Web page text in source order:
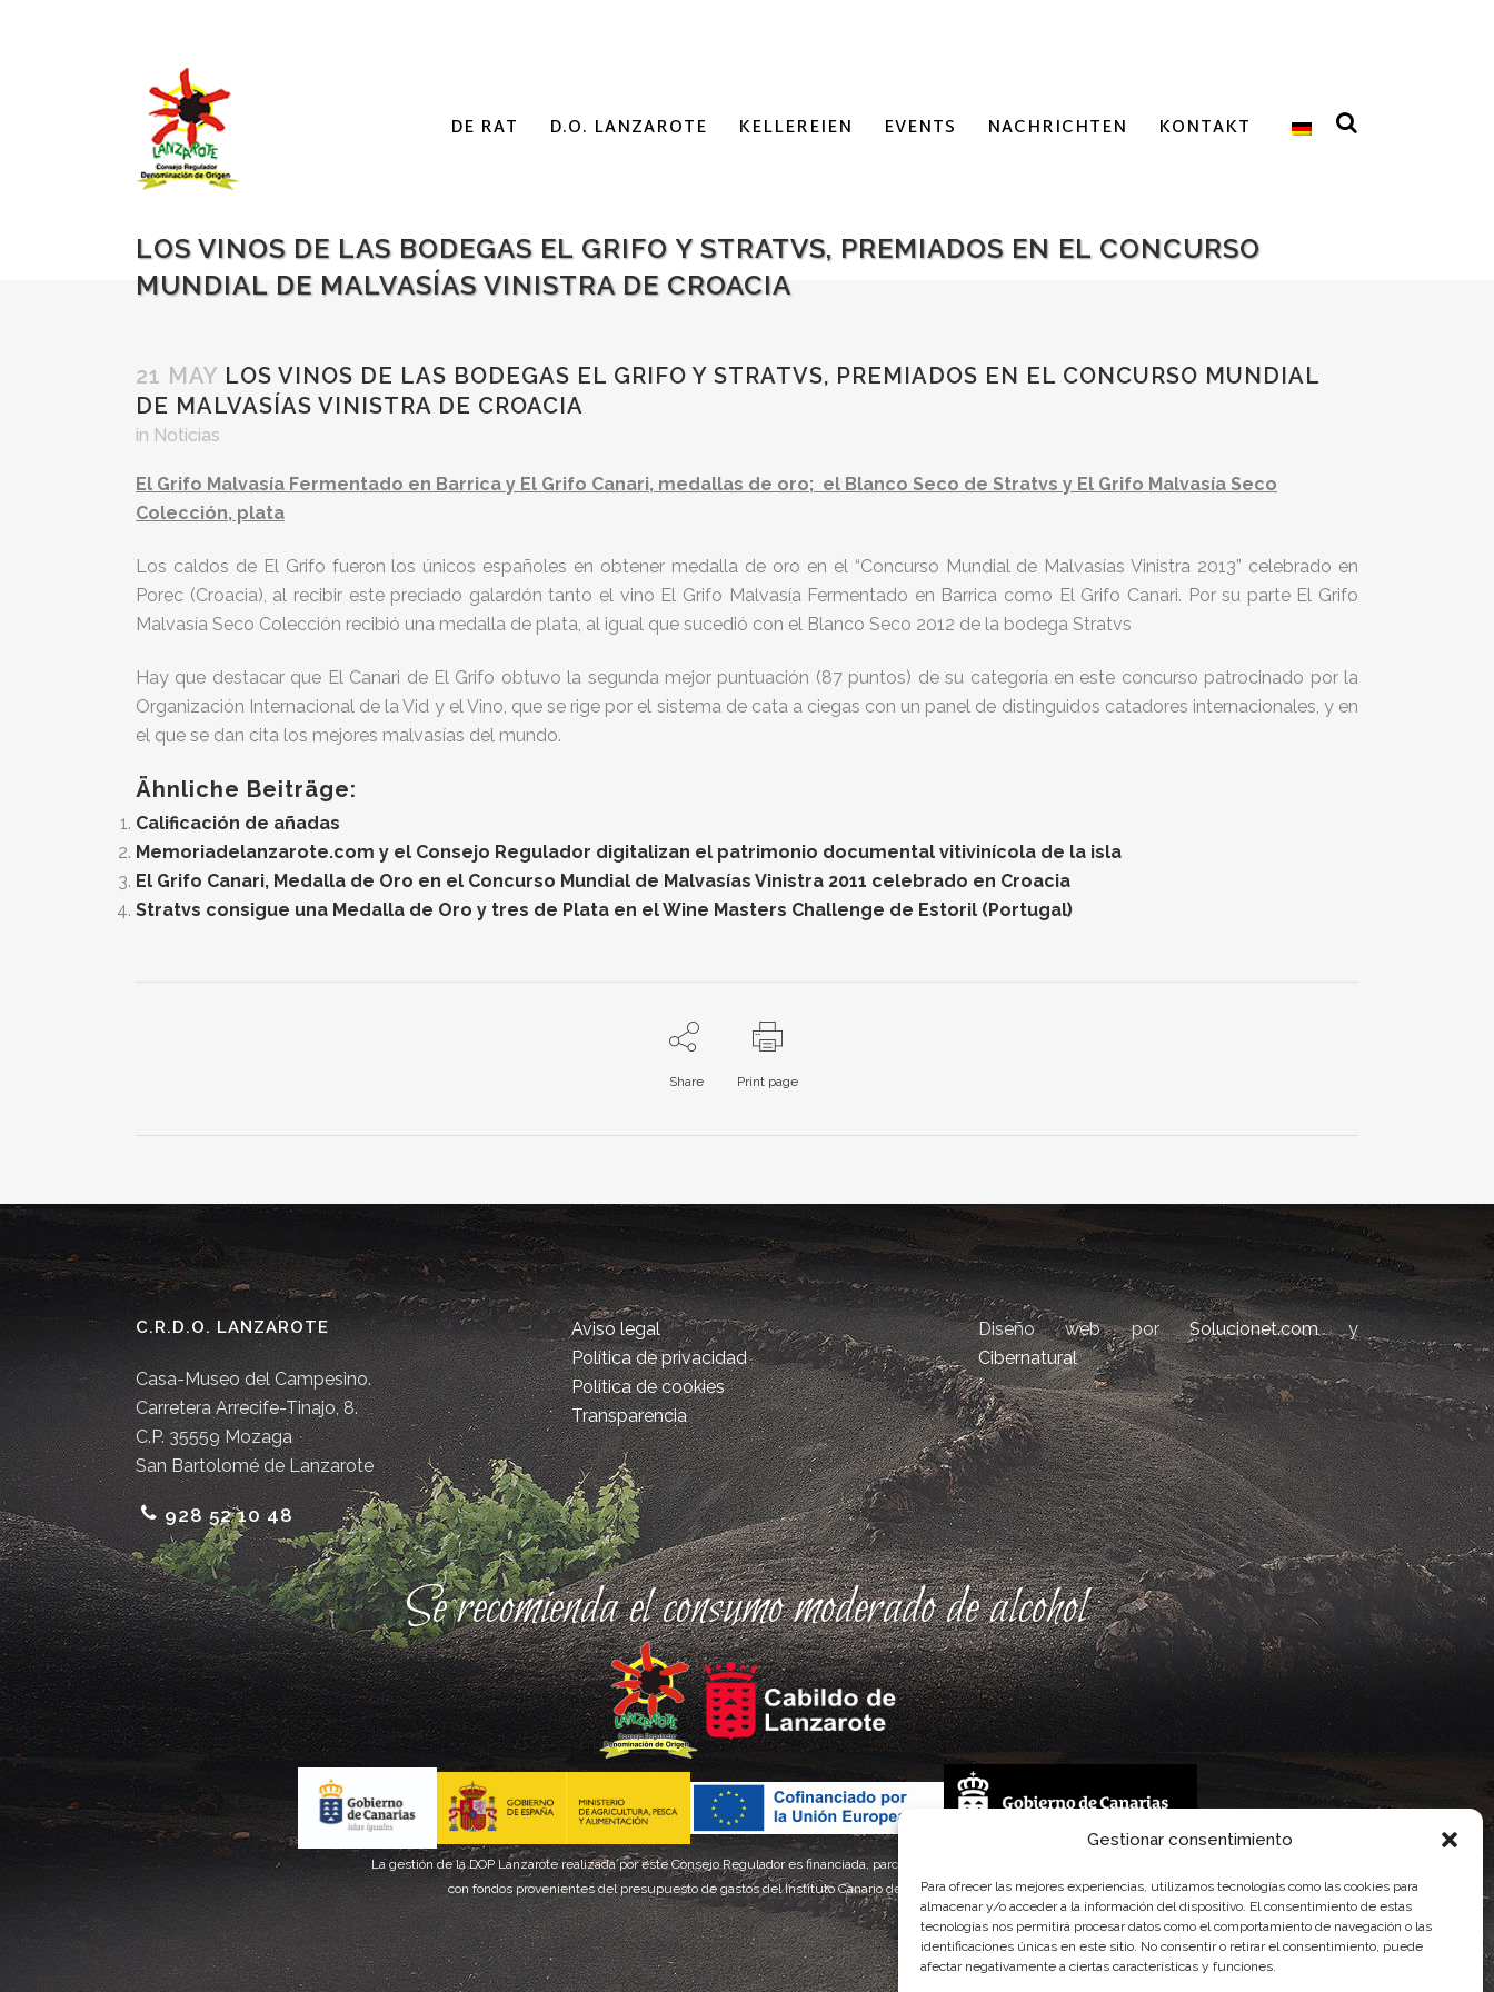
Gestionar consentimiento
Para ofrecer las mejores experiencias, utilizamos tecnologías como las cookies para
almacenar y/o acceder a la información del dispositivo. El consentimiento de estas
tecnologías nos permitirá procesar datos como el comportamiento de navegación o las
identificaciones únicas en este sitio. No consentir o retirar el consentimiento, puede
afectar negativamente a ciertas características y funciones.
DE RAT D.O. LANZAROTE KELLEREIEN EVENTS NACHRICHTEN KONTAKT
LOS VINOS DE LAS BODEGAS EL GRIFO Y STRATVS, PREMIADOS EN EL CONCURSO
MUNDIAL DE MALVASÍAS VINISTRA DE CROACIA
21 MAY LOS VINOS DE LAS BODEGAS EL GRIFO Y STRATVS, PREMIADOS EN EL CONCURSO MUNDIAL
DE MALVASÍAS VINISTRA DE CROACIA
in Noticias
El Grifo Malvasía Fermentado en Barrica y El Grifo Canari, medallas de oro; el Blanco Seco de Stratvs y El Grifo Malvasía Seco
Colección, plata
Los caldos de El Grifo fueron los únicos españoles en obtener medalla de oro en el “Concurso Mundial de Malvasías Vinistra 2013” celebrado en
Porec (Croacia), al recibir este preciado galardón tanto el vino El Grifo Malvasía Fermentado en Barrica como El Grifo Canari. Por su parte El Grifo
Malvasía Seco Colección recibió una medalla de plata, al igual que sucedió con el Blanco Seco 2012 de la bodega Stratvs
Hay que destacar que El Canari de El Grifo obtuvo la segunda mejor puntuación (87 puntos) de su categoría en este concurso patrocinado por la
Organización Internacional de la Vid y el Vino, que se rige por el sistema de cata a ciegas con un panel de distinguidos catadores internacionales, y en
el que se dan cita los mejores malvasías del mundo.
Ähnliche Beiträge:
Calificación de añadas
Memoriadelanzarote.com y el Consejo Regulador digitalizan el patrimonio documental vitivinícola de la isla
El Grifo Canari, Medalla de Oro en el Concurso Mundial de Malvasías Vinistra 2011 celebrado en Croacia
Stratvs consigue una Medalla de Oro y tres de Plata en el Wine Masters Challenge de Estoril (Portugal)
Share Print page
C.R.D.O. LANZAROTE
Casa-Museo del Campesino.
Carretera Arrecife-Tinajo, 8.
C.P. 35559 Mozaga
San Bartolomé de Lanzarote
928 52 10 48
Aviso legal
Política de privacidad
Política de cookies
Transparencia
Diseño web porSolucionet.comy
Cibernatural
Se recomienda el consumo moderado de alcohol
La gestión de la DOP Lanzarote realizada por este Consejo Regulador es financiada, parcialmente, por el Gobierno de Canarias
con fondos provenientes del presupuesto de gastos del Instituto Canario de Calidad Agroalimentaria